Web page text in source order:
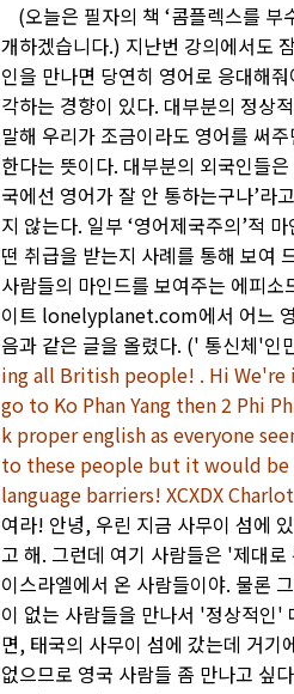
(오늘은 필자의 책 ‘콤플렉스를
개하겠습니다.) 지난번 강의에서도
인을 만나면 당연히 영어로 응대해
각하는 경향이 있다. 대부분의 정상
말해 우리가 조금이라도 영어를 써
한다는 뜻이다. 대부분의 외국인들
국에선 영어가 잘 안 통하는구나’라
지 않는다. 일부 ‘영어제국주의’적
떤 취급을 받는지 사례를 통해 보여
사람들의 마인드를 보여주는 에피
이트 lonelyplanet.com에서 어느
음과 같은 글을 올렸다. (' 통신체'인
ing all British people! . Hi We're
go to Ko Phan Yang then 2 Phi
k proper english as everyone
to these people but it would be
language barriers! XCXDX
여라! 안녕, 우린 지금 사무이 섬에
고 해. 그런데 여기 사람들은 '제대
이스라엘에서 온 사람들이야. 물론
이 없는 사람들을 만나서 '정상적인'
면, 태국의 사무이 섬에 갔는데 거기
없으므로 영국 사람들 좀 만나고 싶